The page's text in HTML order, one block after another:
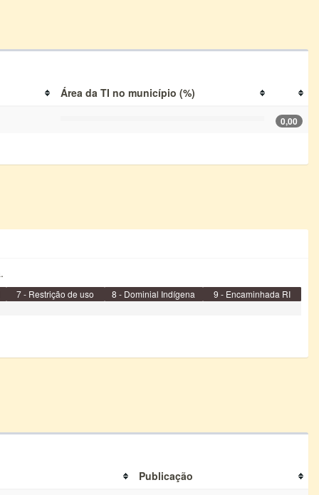
Área da TI no município (%)
0,00
7 - Restrição de uso 8 - Dominial Indígena
9 - Encaminhada RI
Publicação